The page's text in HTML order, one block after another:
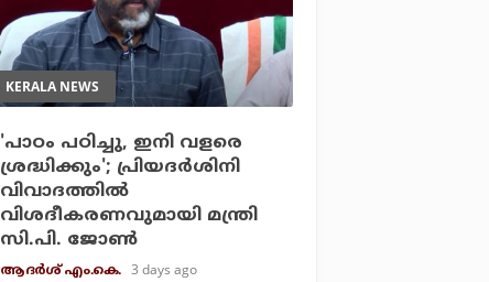
KERALA NEWS
'പാഠം പഠിച്ചു, ഇനി വളരെ
ശ്രദ്ധിക്കും'; പ്രിയദര്‍ശിനി
വിവാദത്തില്‍
വിശദീകരണവുമായി മന്ത്രി
സി.പി. ജോണ്‍
ആദർശ് എം.കെ. 3 days ago